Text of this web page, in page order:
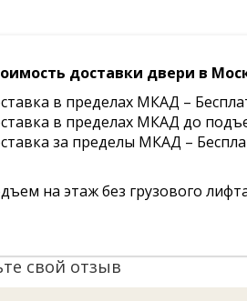
доставки двери в
в пределах МКАД –
в пределах МКАД до
за пределы МКАД –
на этаж без грузового
свой отзыв